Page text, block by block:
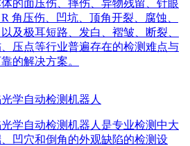
的面压伤、摔伤、异物残留、针眼
角压伤、凹坑、顶角开裂、腐蚀、
及极耳短路、发白、褶皱、断裂、
压点等行业普遍存在的检测难点与
的解决方案。
学自动检测机器人
学自动检测机器人是专业检测中大
凹穴和倒角的外观缺陷的检测设